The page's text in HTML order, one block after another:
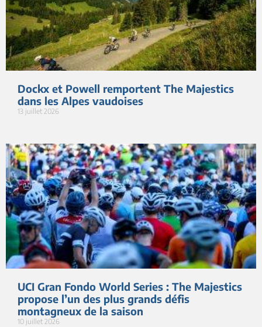
Dockx et Powell remportent The Majestics
dans les Alpes vaudoises
13 juillet 2026
UCI Gran Fondo World Series : The Majestics
propose l’un des plus grands défis
montagneux de la saison
10 juillet 2026